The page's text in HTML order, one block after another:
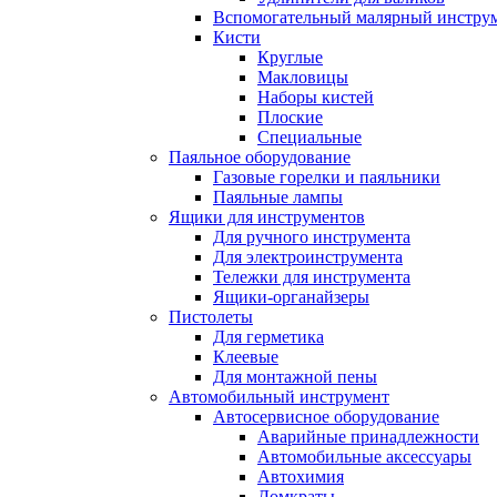
Вспомогательный малярный
Кисти
Круглые
Макловицы
Наборы кистей
Плоские
Специальные
Паяльное оборудование
Газовые горелки и паяльники
Паяльные лампы
Ящики для инструментов
Для ручного инструмента
Для электроинструмента
Тележки для инструмента
Ящики-органайзеры
Пистолеты
Для герметика
Клеевые
Для монтажной пены
Автомобильный инструмент
Автосервисное оборудование
Аварийные принадлежности
Автомобильные аксессуары
Автохимия